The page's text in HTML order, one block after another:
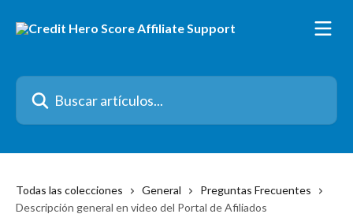
Buscar artículos...
Todas las colecciones General
Preguntas Frecuentes
Descripción general en video del Portal de Afiliados